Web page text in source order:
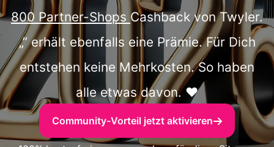
800 Partner-Shops Cashback von Twyler.
„” erhält ebenfalls eine Prämie. Für Dich
entstehen keine Mehrkosten. So haben
alle etwas davon. ❤️
Community-Vorteil jetzt aktivieren